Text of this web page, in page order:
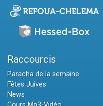
Raccourcis
Paracha de la semaine
Fêtes Juives
News